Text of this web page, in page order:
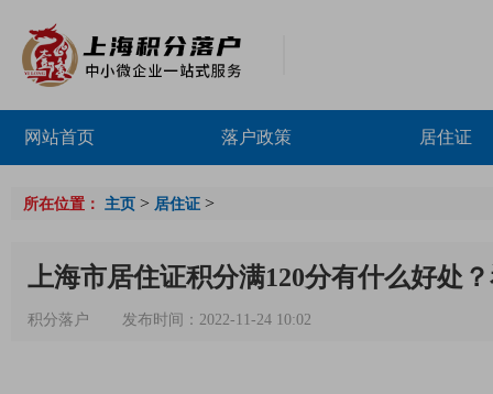
网站首页 落户政策 居住证
所在位置： 主页 > 居住证 >
上海市居住证积分满120分有什么好处
积分落户 发布时间：2022-11-24 10:02